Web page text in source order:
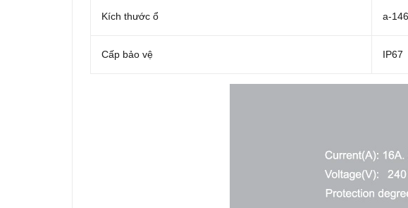
Kích thước ổ a-
Cấp bảo vệ IP67